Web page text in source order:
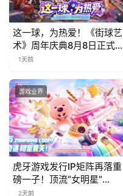
这一球，为热爱！《街球艺
术》周年庆典8月8日正式上
线，多重福利与全新内容同
1天前
游戏业界
虎牙游戏发行IP矩阵再落重
磅一子！顶流“女明星”
ZANMANG LOOPY 正版3D
2天前